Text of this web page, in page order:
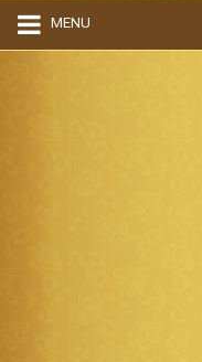
MENU